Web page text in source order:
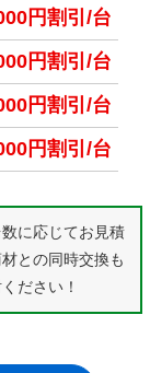
円割引/台
円割引/台
円割引/台
円割引/台
に応じてお見積
との同時交換も
ださい！